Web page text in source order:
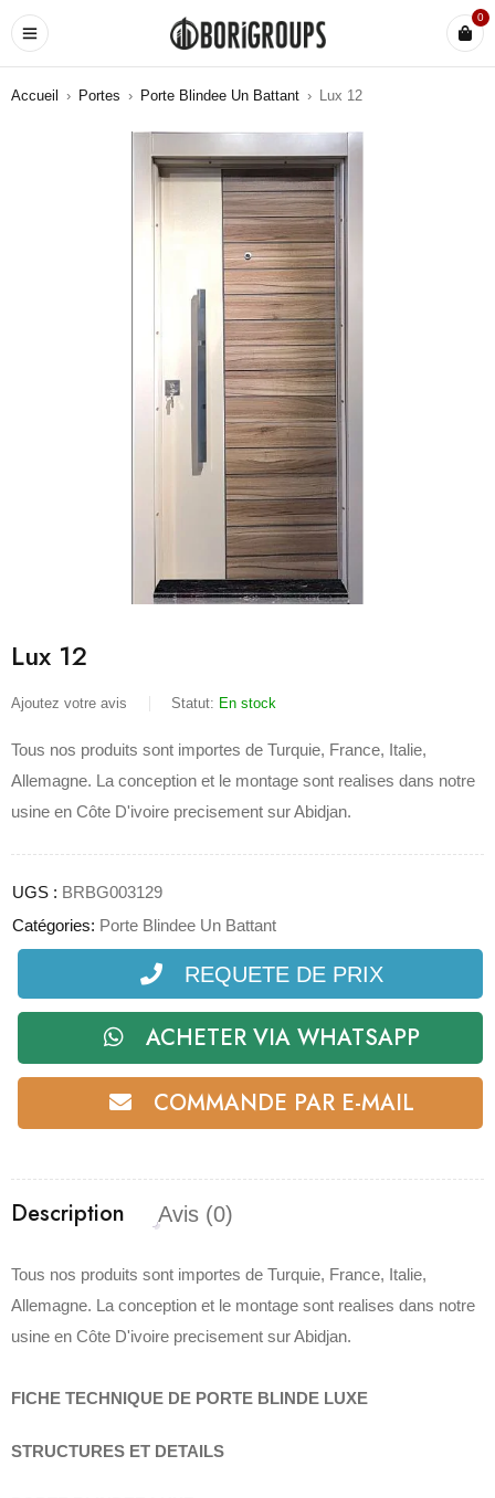
0
Accueil › Portes › Porte Blindee Un Battant › Lux 12
Lux 12
Ajoutez votre avis Statut: En stock
Tous nos produits sont importes de Turquie, France, Italie,
Allemagne. La conception et le montage sont realises dans notre
usine en Côte D'ivoire precisement sur Abidjan.
UGS : BRBG003129
Catégories: Porte Blindee Un Battant
REQUETE DE PRIX
ACHETER VIA WHATSAPP
COMMANDE PAR E-MAIL
Description Avis (0)
Tous nos produits sont importes de Turquie, France, Italie,
Allemagne. La conception et le montage sont realises dans notre
usine en Côte D'ivoire precisement sur Abidjan.
FICHE TECHNIQUE DE PORTE BLINDE LUXE
STRUCTURES ET DETAILS